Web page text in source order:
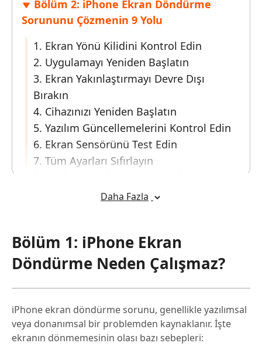
Bölüm 2: iPhone Ekran Döndürme
Sorununu Çözmenin 9 Yolu
1. Ekran Yönü Kilidini Kontrol Edin
2. Uygulamayı Yeniden Başlatın
3. Ekran Yakınlaştırmayı Devre Dışı
Bırakın
4. Cihazınızı Yeniden Başlatın
5. Yazılım Güncellemelerini Kontrol Edin
6. Ekran Sensörünü Test Edin
7. Tüm Ayarları Sıfırlayın
iPhone Ekran Döndürme Sorununu Tek
Daha Fazla
Bölüm 1: iPhone Ekran
Döndürme Neden Çalışmaz?
iPhone ekran döndürme sorunu, genellikle yazılımsal
veya donanımsal bir problemden kaynaklanır. İşte
ekranın dönmemesinin olası bazı sebepleri: